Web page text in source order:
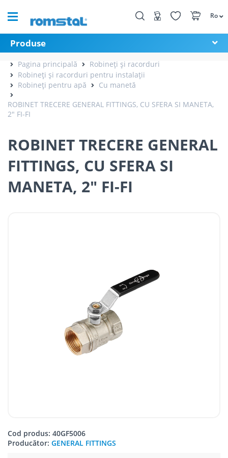
Ro
Produse
Pagina principală
Robineți și racorduri
Robineți și racorduri pentru instalații
Robineți pentru apă
Cu manetă
ROBINET TRECERE GENERAL FITTINGS, CU SFERA SI MANETA,
2" FI-FI
ROBINET TRECERE GENERAL
FITTINGS, CU SFERA SI
MANETA, 2" FI-FI
Cod produs: 40GF5006
Producător: GENERAL FITTINGS